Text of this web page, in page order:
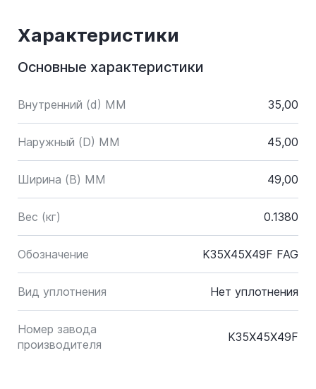
Характеристики
Основные характеристики
Внутренний (d) ММ 35,00
Наружный (D) ММ 45,00
Ширина (B) MM 49,00
Вес (кг) 0.1380
Обозначение K35X45X49F FAG
Вид уплотнения Нет уплотнения
Номер завода
производителя
K35X45X49F